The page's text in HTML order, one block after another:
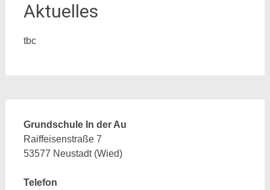
Aktuelles
tbc
Grundschule In der Au
Raiffeisenstraße 7
53577 Neustadt (Wied)
Telefon